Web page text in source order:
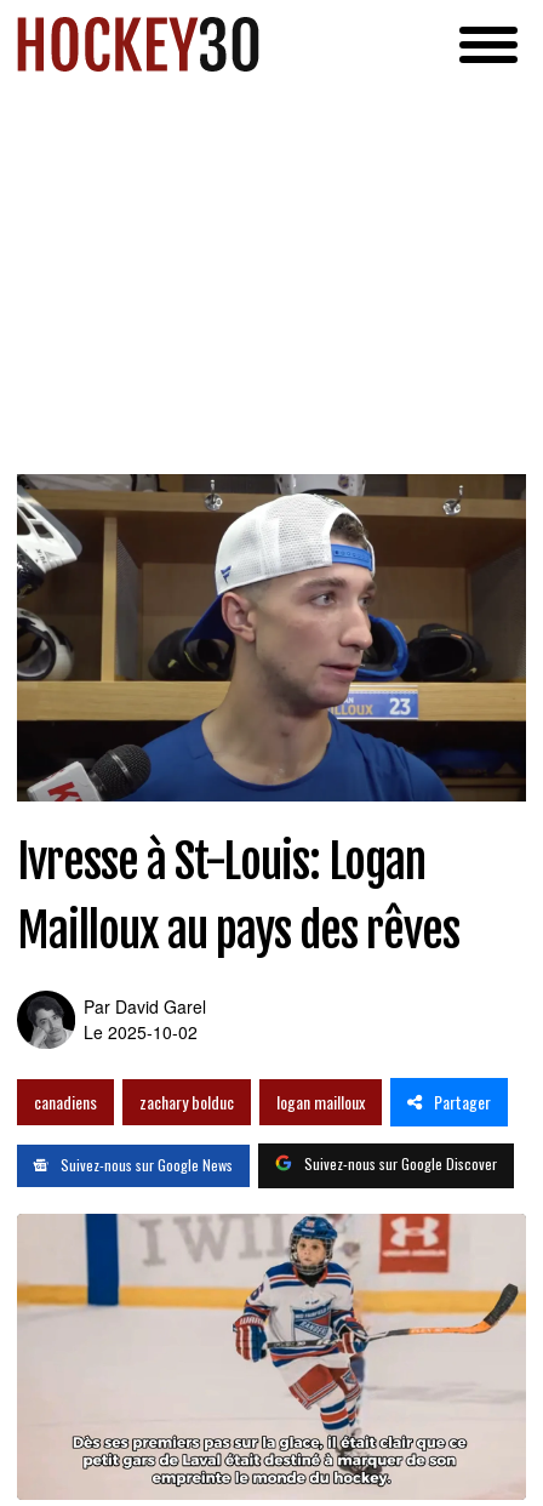
Ivresse à St-Louis: Logan
Mailloux au pays des rêves
Par David Garel
Le 2025-10-02
canadiens zachary bolduc logan mailloux Partager
Suivez-nous sur Google News Suivez-nous sur Google Discover